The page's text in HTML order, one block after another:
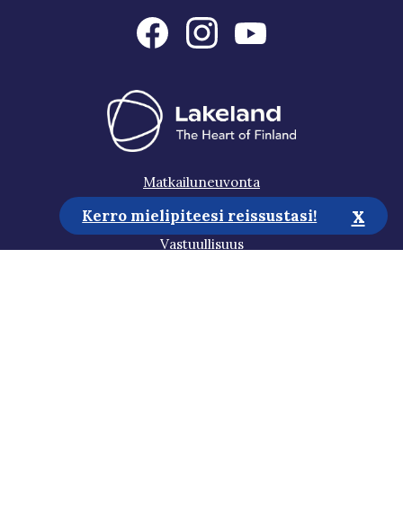
Matkailuneuvonta
Media
Vastuullisuus
Kerro mielipiteesi reissustasi! x